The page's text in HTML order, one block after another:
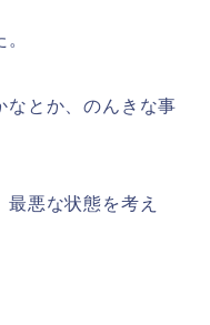
なとか、のんきな事
悪な状態を考え